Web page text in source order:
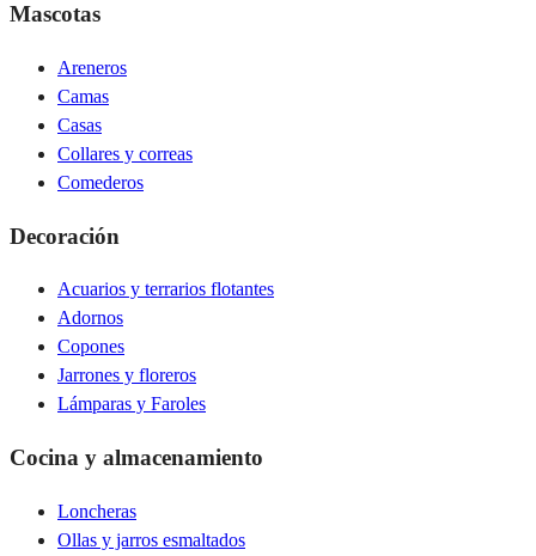
Mascotas
Areneros
Camas
Casas
Collares y correas
Comederos
Decoración
Acuarios y terrarios flotantes
Adornos
Copones
Jarrones y floreros
Lámparas y Faroles
Cocina y almacenamiento
Loncheras
Ollas y jarros esmaltados